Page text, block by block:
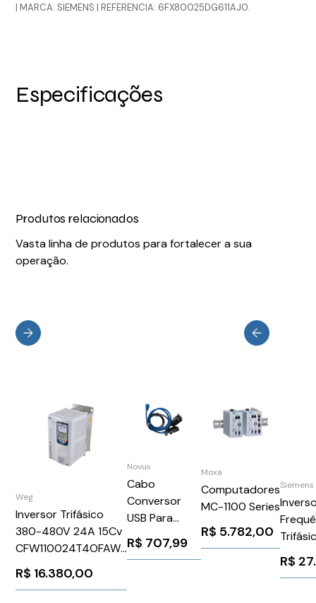
| MARCA: SIEMENS | REFERENCIA: 6FX80025DG611AJ0.
Especificações
Produtos relacionados
Vasta linha de produtos para fortalecer a sua
operação.
Weg
Inversor Trifásico
380-480V 24A 15Cv
CFW110024T4OFAWZ
WEG Weg 11667020
R$ 16.380,00
Novus
Cabo
Conversor
USB Para
Programação
XLXLE XLT
R$ 707,99
Moxa
Computadores
MC-1100 Series
R$ 5.782,00
Siemens
480V
R$